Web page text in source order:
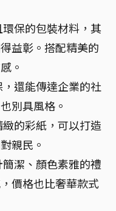
保的包裝材料，其
益彰。搭配精美的
。
還能傳達企業的社
別具風格。
的彩紙，可以打造
親民。
潔、顏色素雅的禮
價格也比奢華款式